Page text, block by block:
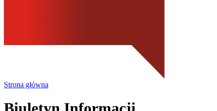
Strona główna